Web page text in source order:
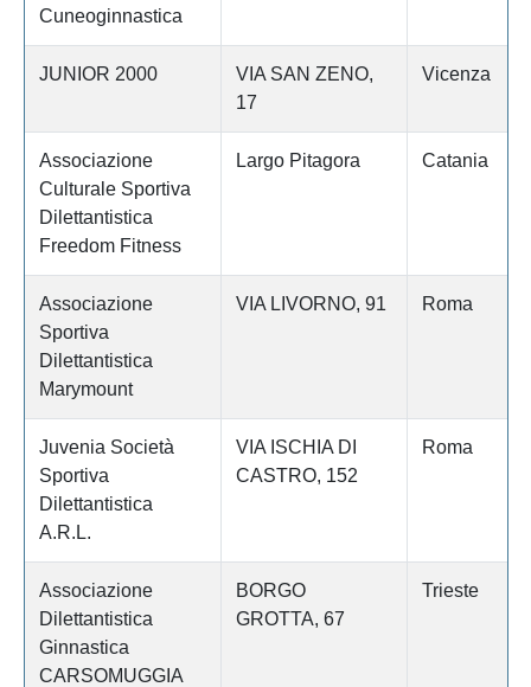
Cuneoginnastica
JUNIOR 2000
VIA SAN ZENO,
17
Vicenza
Associazione
Culturale Sportiva
Dilettantistica
Freedom Fitness
Largo Pitagora Catania
Associazione
Sportiva
Dilettantistica
Marymount
VIA LIVORNO, 91 Roma
Juvenia Società
Sportiva
Dilettantistica
A.R.L.
VIA ISCHIA DI
CASTRO, 152
Roma
Associazione
Dilettantistica
Ginnastica
CARSOMUGGIA
BORGO
GROTTA, 67
Trieste